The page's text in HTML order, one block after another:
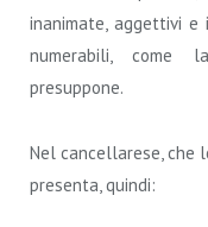
inanimate, aggettivi
numerabili, come
presuppone.
Nel cancellarese, che
presenta, quindi: